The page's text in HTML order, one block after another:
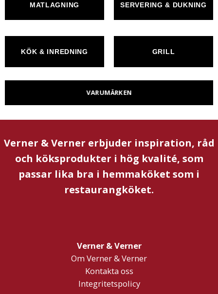
MATLAGNING SERVERING & DUKNING
KÖK & INREDNING GRILL
VARUMÄRKEN
Verner & Verner erbjuder inspiration, råd
och köksprodukter i hög kvalité, som
passar lika bra i hemmaköket som i
restaurangköket.
Verner & Verner
Om Verner & Verner
Kontakta oss
Integritetspolicy